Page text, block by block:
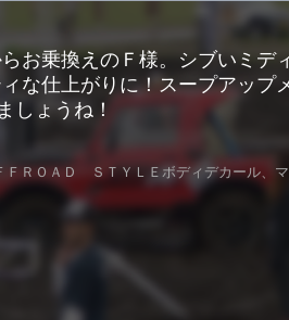
お乗換えのＦ様。シブいミデ
な仕上がりに！スープアップ
しょうね！
ＲＯＡＤ ＳＴＹＬＥボディデカール、マ